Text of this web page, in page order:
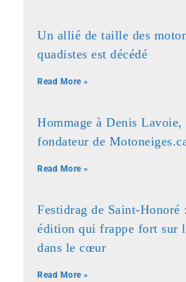
Un allié de taille des
quadistes est décédé
Read More »
Hommage à Denis Lavoie,
fondateur de
Read More »
Festidrag de Saint-Honoré
édition qui frappe fort sur
dans le cœur
Read More »